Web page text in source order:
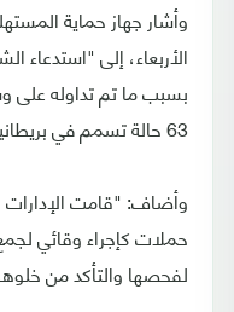
وأشار جهاز حماية
الأربعاء، إلى "استدعاء
بسبب ما تم تداوله على
63 حالة تسمم في بريطانيا بسبب السالمونيلا ".
وأضاف: "قامت الإدارات
حملات كإجراء وقائي
لفحصها والتأكد من